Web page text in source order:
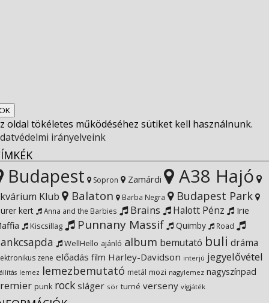
oldal tökéletes működéséhez sütiket kell használnunk.
irányelveink
Budapest Sopron Zamárdi A38 Hajó
Klub Balaton Barba Negra Budapest Park
kert Anna and the Barbies Brains Halott Pénz
Irie
Kiscsillag Punnany Massif Quimby Road
WellHello ajánló album bemutató buli dráma
zene előadás film Harley-Davidson interjú jegyelővétel
lemez lemezbemutató metál mozi nagylemez nagyszínpad
punk rock sláger sör turné verseny vígjáték